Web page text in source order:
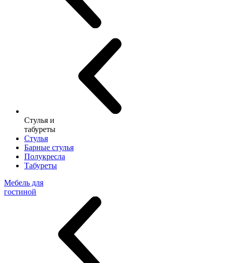
Стулья и
табуреты
Стулья
Барные стулья
Полукресла
Табуреты
Мебель для
гостиной